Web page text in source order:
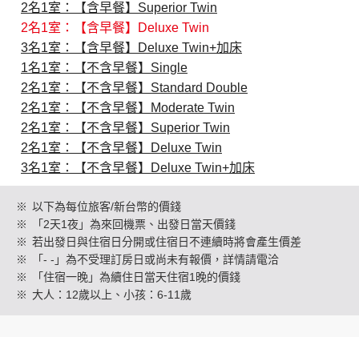
創造旅遊
2名1室：【含早餐】Superior Twin
2名1室：【含早餐】Deluxe Twin
3名1室：【含早餐】Deluxe Twin+加床
1名1室：【不含早餐】Single
2名1室：【不含早餐】Standard Double
2名1室：【不含早餐】Moderate Twin
2名1室：【不含早餐】Superior Twin
2名1室：【不含早餐】Deluxe Twin
3名1室：【不含早餐】Deluxe Twin+加床
※ 以下為每位旅客/新台幣的價錢
※
「2天1夜」為來回機票、出發日當天價錢
※ 若出發日與住宿日分開或住宿日不連續時將會產生價差
※
「- -」為不受理訂房日或尚未有報價，詳情請電洽
※
「住宿一晚」為續住日當天住宿1晚的價錢
※ 大人：12歲以上、小孩：6-11歲